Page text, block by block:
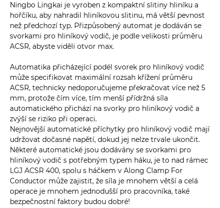
Ningbo Lingkai je vyroben z kompaktní slitiny hliníku a
hořčíku, aby nahradil hliníkovou slitinu, má větší pevnost
než předchozí typ. Přizpůsobený automat je dodáván se
svorkami pro hliníkový vodič, je podle velikosti průměru
ACSR, abyste viděli otvor max.
Automatika přicházející podél svorek pro hliníkový vodič
může specifikovat maximální rozsah křížení průměru
ACSR, technicky nedoporučujeme překračovat více než 5
mm, protože čím více, tím menší přídržná síla
automatického přichází na svorky pro hliníkový vodič a
zvýší se riziko při operaci.
Nejnovější automatické příchytky pro hliníkový vodič mají
udržovat dočasné napětí, dokud jej nelze trvale ukončit.
Některé automatické jsou dodávány se svorkami pro
hliníkový vodič s potřebným typem háku, je to nad rámec
LGJ ACSR 400, spolu s háčkem v Along Clamp For
Conductor může zajistit, že síla je mnohem větší a celá
operace je mnohem jednodušší pro pracovníka, také
bezpečnostní faktory budou dobré!